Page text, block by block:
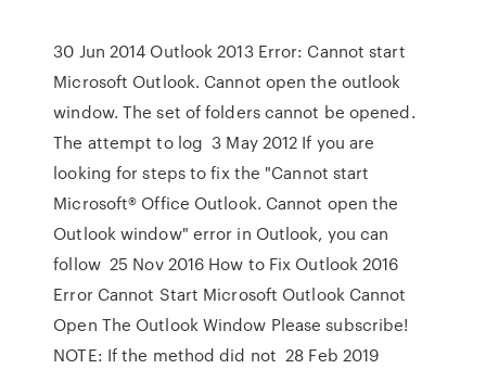
30 Jun 2014 Outlook 2013 Error: Cannot start
Microsoft Outlook. Cannot open the outlook
window. The set of folders cannot be opened.
The attempt to log 3 May 2012 If you are
looking for steps to fix the "Cannot start
Microsoft® Office Outlook. Cannot open the
Outlook window" error in Outlook, you can
follow 25 Nov 2016 How to Fix Outlook 2016
Error Cannot Start Microsoft Outlook Cannot
Open The Outlook Window Please subscribe!
NOTE: If the method did not 28 Feb 2019